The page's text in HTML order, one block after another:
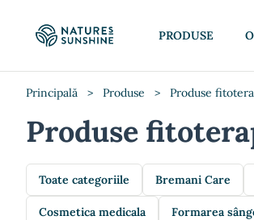
PRODUSE
Principală > Produse > Produse
Produse
Toate categoriile Bremani Care
Cosmetica medicala Formarea